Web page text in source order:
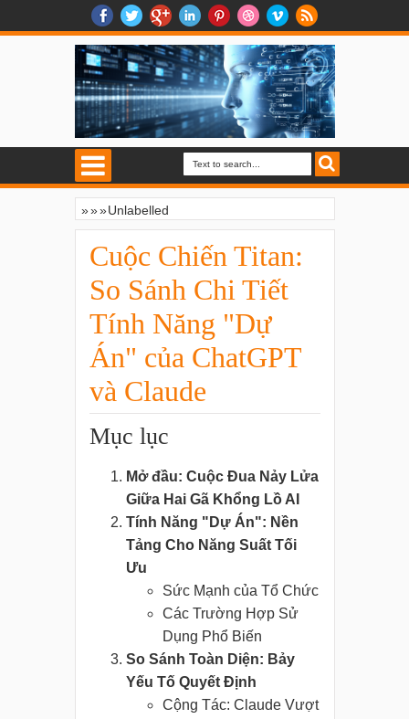
»» Unlabelled
»
Cuộc Chiến Titan:
So Sánh Chi Tiết
Tính Năng "Dự
Án" của ChatGPT
và Claude
Mục lục
Mở đầu: Cuộc Đua Nảy Lửa
Giữa Hai Gã Khổng Lồ AI
Tính Năng "Dự Án": Nền
Tảng Cho Năng Suất Tối
Ưu
Sức Mạnh của Tổ Chức
Các Trường Hợp Sử
Dụng Phổ Biến
So Sánh Toàn Diện: Bảy
Yếu Tố Quyết Định
Cộng Tác: Claude Vượt